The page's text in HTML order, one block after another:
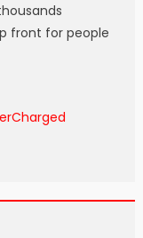
front for people